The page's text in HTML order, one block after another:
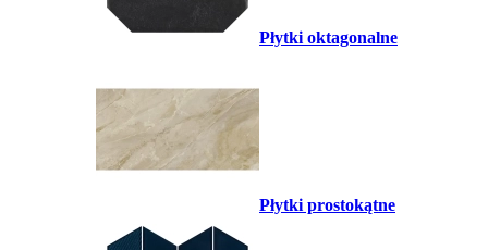
Płytki oktagonalne
Płytki prostokątne